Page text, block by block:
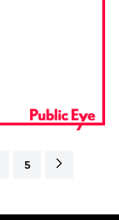
5
Nächste